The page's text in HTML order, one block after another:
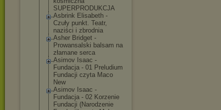
SUPERPRODUKCJA
Asbrink Elisabeth -
Czuły punkt. Teatr,
naziści i zbrodnia
Asher Bridget -
Prowansalski balsam na
złamane serca
Asimov Isaac -
Fundacja - 01 Preludium
Fundacji czyta Maco
New
Asimov Isaac -
Fundacja - 02 Korzenie
Fundacji (Narodzenie